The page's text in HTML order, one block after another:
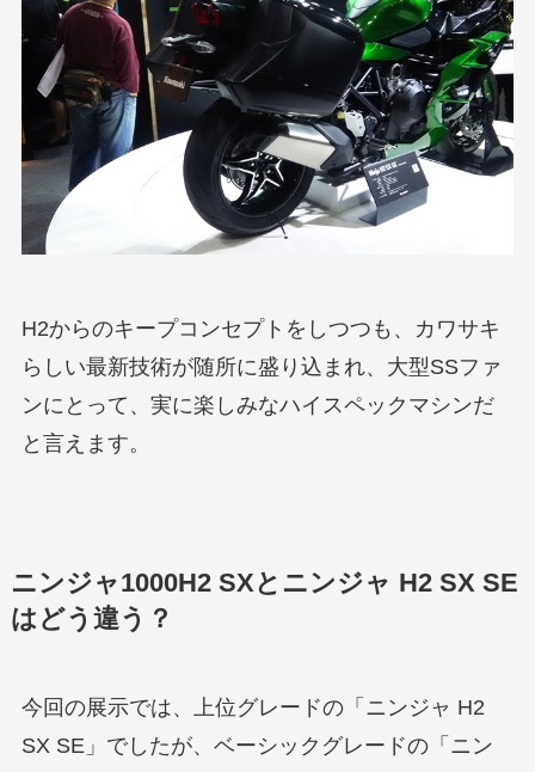
H2からのキープコンセプトをしつつも、カワサキ
らしい最新技術が随所に盛り込まれ、大型SSファ
ンにとって、実に楽しみなハイスペックマシンだ
と言えます。
ニンジャ1000H2 SXとニンジャ H2 SX SE
はどう違う？
今回の展示では、上位グレードの「ニンジャ H2
SX SE」でしたが、ベーシックグレードの「ニン